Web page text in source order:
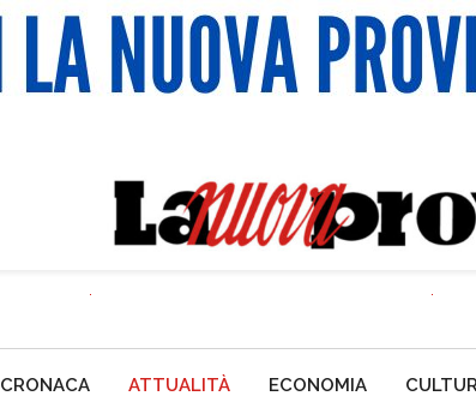
CRONACA ATTUALITÀ ECONOMIA